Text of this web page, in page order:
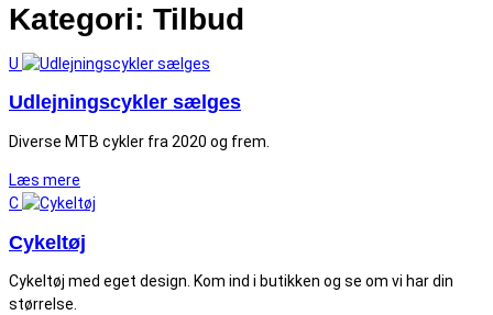
Kategori: Tilbud
U
Udlejningscykler sælges
Diverse MTB cykler fra 2020 og frem.
Læs mere
C
Cykeltøj
Cykeltøj med eget design. Kom ind i butikken og se om vi har din
størrelse.